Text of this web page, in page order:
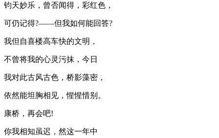
钧天妙乐，曾否闻得，彩红色，
可仍记得?——但我如何能回答?
我但自喜楼高车快的文明，
不曾将我的心灵污抹，今日
我对此古风古色，桥影藻密，
依然能坦胸相见，惺惺惜别。
康桥，再会吧!
你我相知虽迟，然这一年中